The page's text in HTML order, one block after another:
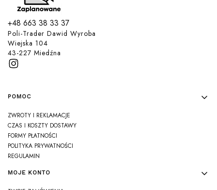
+48 663 38 33 37
Poli-Trader Dawid Wyroba
Wiejska 104
43-227 Miedźna
Linki w stopce
POMOC
ZWROTY I REKLAMACJE
CZAS I KOSZTY DOSTAWY
FORMY PŁATNOŚCI
POLITYKA PRYWATNOŚCI
REGULAMIN
MOJE KONTO